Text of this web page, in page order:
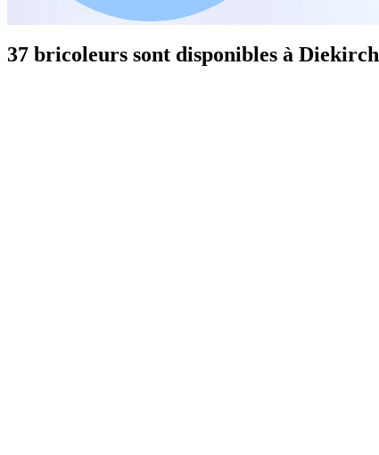
37 bricoleurs sont disponibles à Diekirch